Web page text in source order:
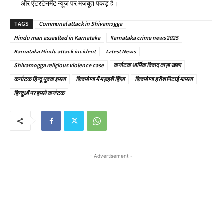
और एंटरटेनमेंट न्यूज पर मजबूत पकड़ है।
TAGS
Communal attack in Shivamogga
Hindu man assaulted in Karnataka
Karnataka crime news 2025
Karnataka Hindu attack incident
Latest News
Shivamogga religious violence case
कर्नाटक धार्मिक विवाद ताज़ा खबर
कर्नाटक हिन्दू युवक हमला
शिवमोग्गा में मज़हबी हिंसा
शिवमोग्गा हरीश पिटाई मामला
हिन्दुओं पर हमले कर्नाटक
- Advertisement -